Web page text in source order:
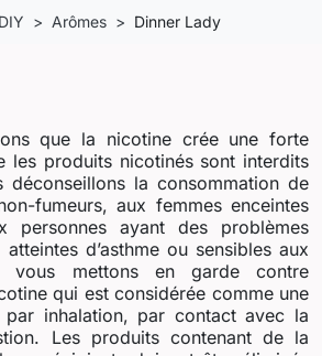
Arômes Dinner Lady
que la nicotine crée une forte
les produits nicotinés sont interdits
déconseillons la consommation de
fumeurs, aux femmes enceintes
personnes ayant des problèmes
d’asthme ou sensibles aux
vous mettons en garde contre
qui est considérée comme une
par inhalation, par contact avec la
Les produits contenant de la